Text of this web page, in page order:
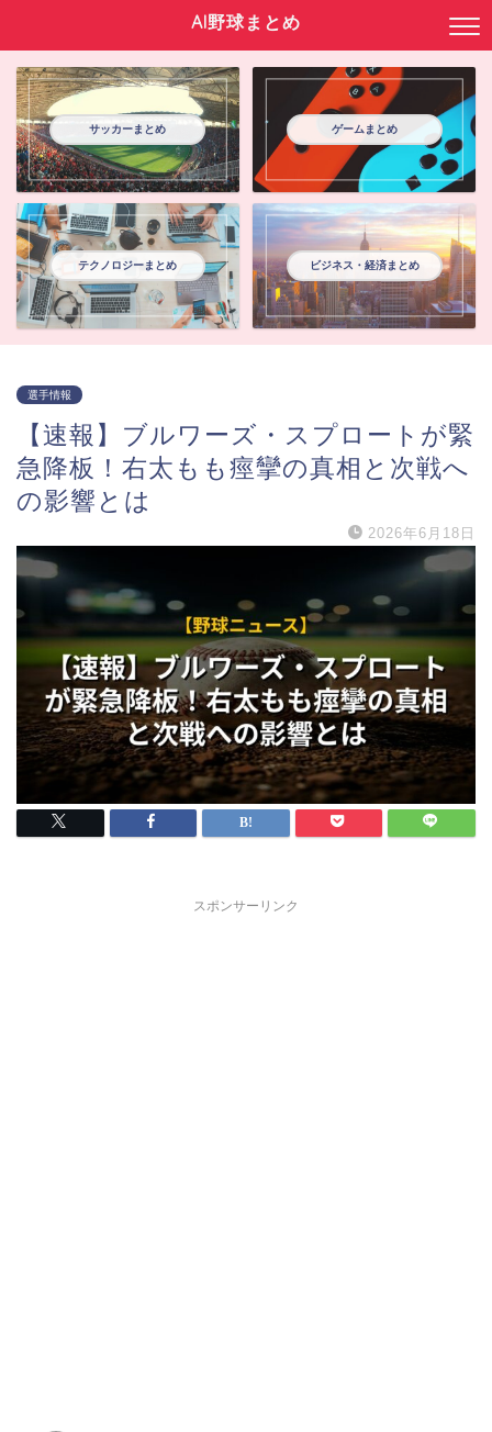
AI野球まとめ
サッカーまとめ ゲームまとめ
テクノロジーまとめ ビジネス・経済まとめ
選手情報
【速報】ブルワーズ・スプロートが緊
急降板！右太もも痙攣の真相と次戦へ
の影響とは
2026年6月18日
スポンサーリンク